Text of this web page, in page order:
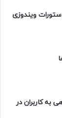
ویندوزی
کاربران در